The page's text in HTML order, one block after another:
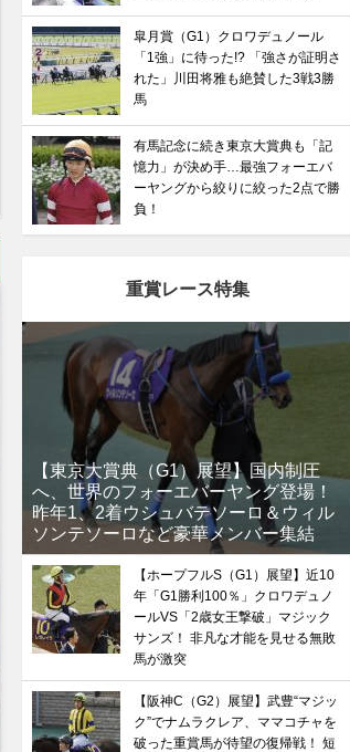
【有馬記念】武豊×ドウデュースを
るべき“隠れ穴馬！”
皐月賞（G1）クロワデュノール
「1強」に待った!? 「強さが証明さ
れた」川田将雅も絶賛した3戦3勝
馬
有馬記念に続き東京大賞典も「記
憶力」が決め手…最強フォーエバ
ーヤングから絞りに絞った2点で勝
負！
重賞レース特集
【東京大賞典（G1）展望】国内制圧
へ、世界のフォーエバーヤング登場！
昨年1、2着ウシュバテソーロ＆ウィル
ソンテソーロなど豪華メンバー集結
【ホープフルS（G1）展望】近10
年「G1勝利100％」クロワデュノ
ールVS「2歳女王撃破」マジック
サンズ！ 非凡な才能を見せる無敗
馬が激突
【阪神C（G2）展望】武豊“マジッ
ク”でナムラクレア、ママコチャを
破った重賞馬が待望の復帰戦！ 短